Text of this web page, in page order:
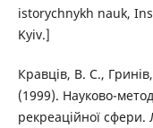
istorychnykh nauk,
Kyiv.]
Кравців, В. С.,
(1999). Науково-
рекреаційної сфери.